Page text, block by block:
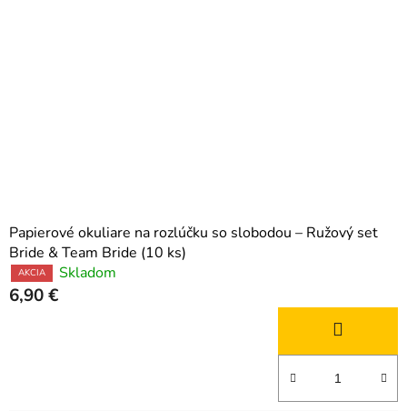
Papierové okuliare na rozlúčku so slobodou – Ružový set
Bride & Team Bride (10 ks)
AKCIA Skladom
6,90 €